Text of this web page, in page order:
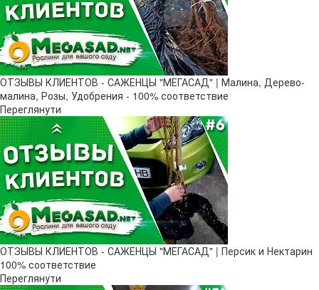
ОТЗЫВЫ КЛИЕНТОВ - САЖЕНЦЫ "МЕГАСАД" | Малина, Дерево-
малина, Розы, Удобрения - 100% соответствие
Переглянути
ОТЗЫВЫ КЛИЕНТОВ - САЖЕНЦЫ "МЕГАСАД" | Персик и Нектарин
100% соответствие
Переглянути